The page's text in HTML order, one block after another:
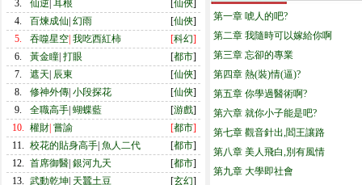
3.
仙逆 耳根 [仙俠]
4.
百煉成仙 幻雨 [仙俠]
5.
吞噬星空 我吃西紅柿 [科幻]
6.
黃金瞳 打眼 [都市]
7.
遮天 辰東 [仙俠]
8.
修神外傳 小段探花 [仙俠]
9.
全職高手 蝴蝶藍 [游戲]
10. 權財 嘗諭 [都市]
11. 校花的貼身高手 魚人二代 [都市]
12. 首席御醫 銀河九天 [都市]
13. 武動乾坤 天蠶土豆 [玄幻]
第一章 唬人的吧?
第二章 我隨時可以嫁給你啊
第三章 忘卻的專業
第四章 熱(裝)情(逼)?
第五章 你學過醫術啊?
第六章 就你小子能是吧?
第七章 觀音針出,閻王讓路
第八章 美人飛白,別有風情
第九章 大學即社會